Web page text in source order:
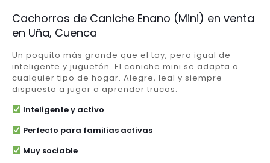
Cachorros de Caniche Enano (Mini) en venta
en Uña, Cuenca
Un poquito más grande que el toy, pero igual de
inteligente y juguetón. El caniche mini se adapta a
cualquier tipo de hogar. Alegre, leal y siempre
dispuesto a jugar o aprender trucos.
Inteligente y activo
Perfecto para familias activas
Muy sociable